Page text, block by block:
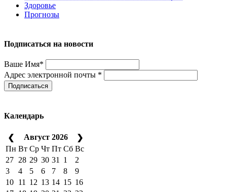
Здоровье
Прогнозы
Подписаться на новости
Ваше Имя*
Адрес электронной почты *
Подписаться
Календарь
❮ Август 2026
❯
Пн Вт Ср Чт Пт Сб Вс
27 28 29 30 31 1
2
3
4 5 6 7 8
9
10 11 12 13 14 15 16